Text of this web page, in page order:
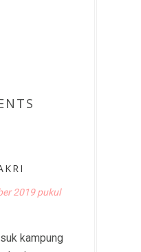
2019 pukul
kampung